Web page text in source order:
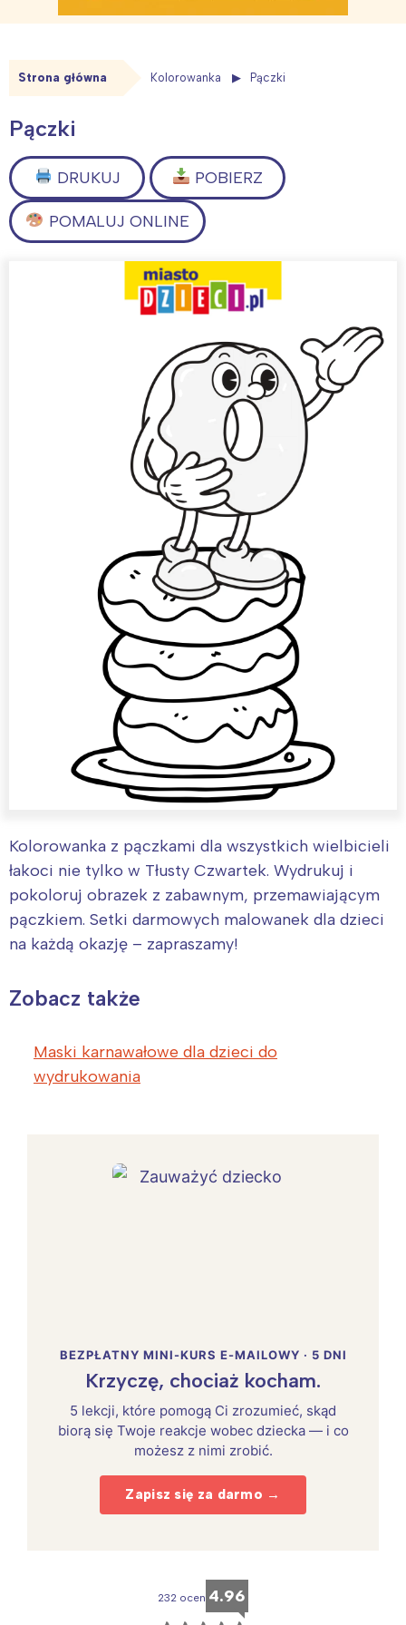
Strona główna Kolorowanka Pączki
Pączki
DRUKUJ POBIERZ
POMALUJ ONLINE
Kolorowanka z pączkami dla wszystkich wielbicieli
łakoci nie tylko w Tłusty Czwartek. Wydrukuj i
pokoloruj obrazek z zabawnym, przemawiającym
pączkiem. Setki darmowych malowanek dla dzieci
na każdą okazję – zapraszamy!
Zobacz także
Maski karnawałowe dla dzieci do
wydrukowania
BEZPŁATNY MINI-KURS E-MAILOWY · 5 DNI
Krzyczę, chociaż kocham.
5 lekcji, które pomogą Ci zrozumieć, skąd
biorą się Twoje reakcje wobec dziecka — i co
możesz z nimi zrobić.
Zapisz się za darmo →
232 ocen 4.96
Śląsk